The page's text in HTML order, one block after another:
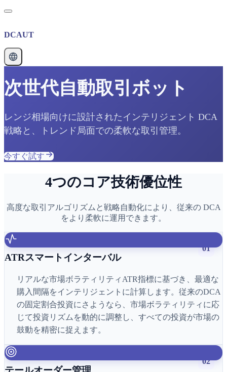
DCAUT
次世代自動取引ボット
レンジ相場向けに設計されたインテリジェント DCA
戦略と、トレンド局面での柔軟な取引管理。
今すぐ試す
4つのコア技術優位性
高度な取引アルゴリズムと戦略自動化により、従来の DCA
をより柔軟に運用できます。
01
ATRスマートインターバル
リアルな市場ボラティリティATR指標に基づき、最適な
購入間隔をインテリジェントに計算します。従来のDCA
の固定割合投資にさようなら、市場ボラティリティに応
じて投資リズムを動的に調整し、すべての投資が市場の
鼓動を精密に捉えます。
02